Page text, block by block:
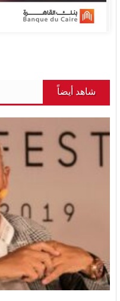
شاهد أيضاً